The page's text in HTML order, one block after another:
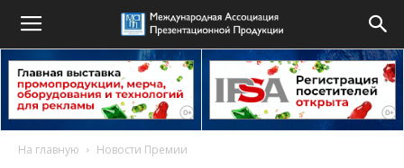
На главную Новости Премии